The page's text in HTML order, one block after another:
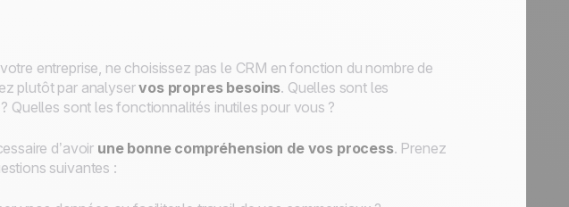
entreprise, ne choisissez pas le CRM en fonction du nombre de
plutôt par analyservos propres besoins. Quelles sont les
Quelles sont les fonctionnalités inutiles pour vous ?
d’avoir une bonne compréhension de vos process. Prenez
suivantes :